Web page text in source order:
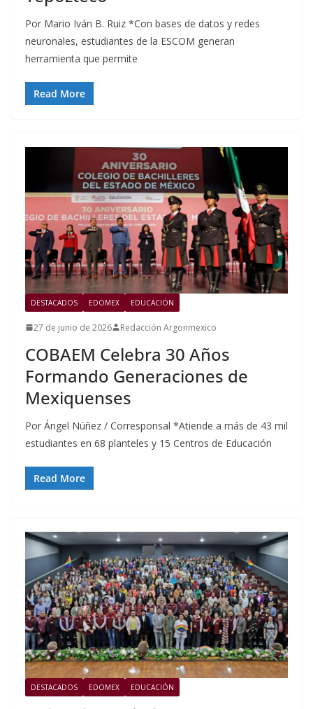
Por Mario Iván B. Ruiz *Con bases de datos y redes
neuronales, estudiantes de la ESCOM generan
herramienta que permite
Read More
DESTACADOS EDOMEX EDUCACIÓN
27 de junio de 2026 Redacción Argonmexico
COBAEM Celebra 30 Años
Formando Generaciones de
Mexiquenses
Por Ángel Núñez / Corresponsal *Atiende a más de 43 mil
estudiantes en 68 planteles y 15 Centros de Educación
Read More
DESTACADOS EDOMEX EDUCACIÓN